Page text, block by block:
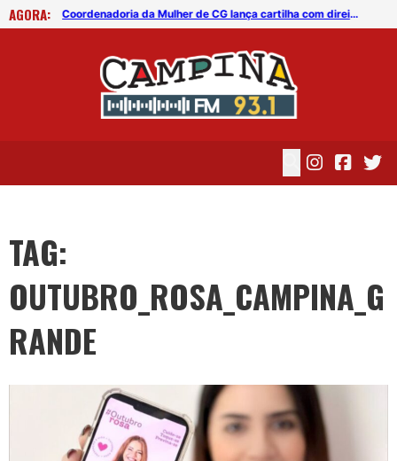
AGORA:
Coordenadoria da Mulher de CG lança cartilha com direitos das mulheres diagnosticadas com câncer de mama Coordenadoria da Mulher de CG lança cartilha com direitos das mulheres diagnosticadas com câncer de mama
TAG:
OUTUBRO_ROSA_CAMPINA_G
RANDE